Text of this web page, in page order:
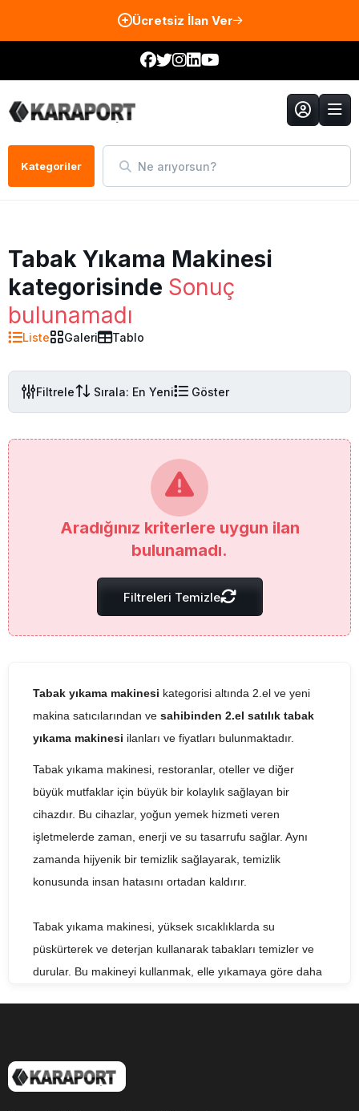
Ücretsiz İlan Ver
Kategoriler Ne arıyorsun?
Tabak Yıkama Makinesi
kategorisinde Sonuç
bulunamadı
Liste Galeri Tablo
Filtrele Sırala: En Yeni Göster
Aradığınız kriterlere uygun ilan
bulunamadı.
Filtreleri Temizle
Tabak yıkama makinesi kategorisi altında 2.el ve yeni
makina satıcılarından ve sahibinden 2.el satılık tabak
yıkama makinesi ilanları ve fiyatları bulunmaktadır.
Tabak yıkama makinesi, restoranlar, oteller ve diğer
büyük mutfaklar için büyük bir kolaylık sağlayan bir
cihazdır. Bu cihazlar, yoğun yemek hizmeti veren
işletmelerde zaman, enerji ve su tasarrufu sağlar. Aynı
zamanda hijyenik bir temizlik sağlayarak, temizlik
konusunda insan hatasını ortadan kaldırır.
Tabak yıkama makinesi, yüksek sıcaklıklarda su
püskürterek ve deterjan kullanarak tabakları temizler ve
durular. Bu makineyi kullanmak, elle yıkamaya göre daha
hijyenik bir temizlik sağlar.